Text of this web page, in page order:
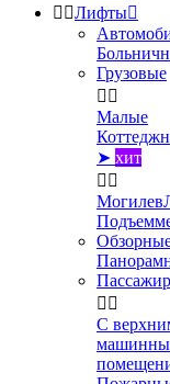
 Лифты
Грузовые
 
Малые
➤ хит
 
 
С